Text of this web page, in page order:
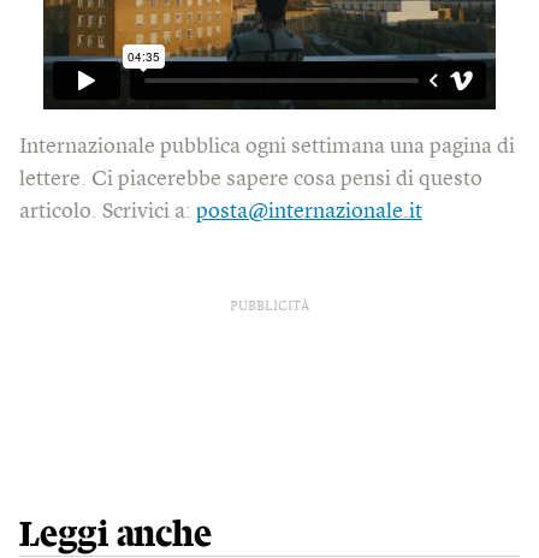
Internazionale pubblica ogni settimana una pagina di
lettere. Ci piacerebbe sapere cosa pensi di questo
articolo. Scrivici a: posta@internazionale.it
PUBBLICITÀ
Leggi anche